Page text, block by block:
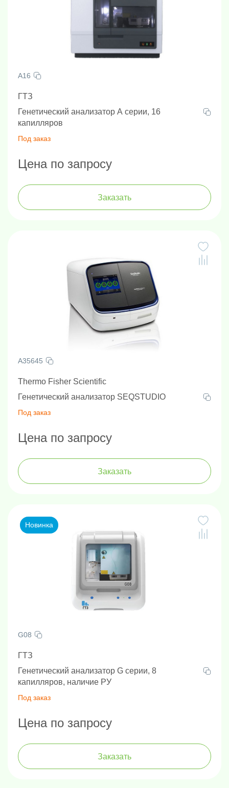
A16
ГТЗ
Генетический анализатор A серии, 16
капилляров
Под заказ
Цена по запросу
Заказать
A35645
Thermo Fisher Scientific
Генетический анализатор SEQSTUDIO
Под заказ
Цена по запросу
Заказать
Новинка
G08
ГТЗ
Генетический анализатор G серии, 8
капилляров, наличие РУ
Под заказ
Цена по запросу
Заказать